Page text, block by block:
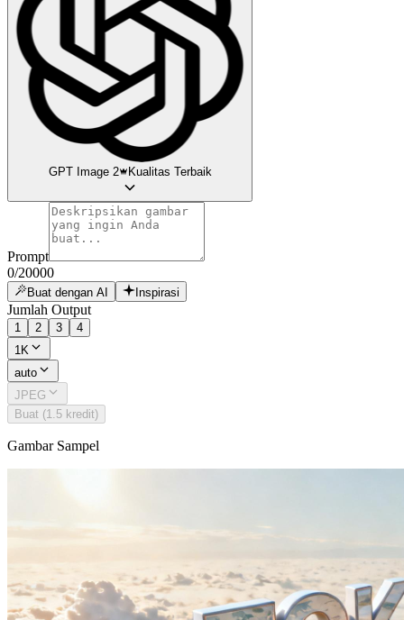
GPT Image 2 Kualitas Terbaik
Prompt
0/20000
Buat dengan AI Inspirasi
Jumlah Output
1 2 3
4
1K
auto
JPEG
Buat (1.5 kredit)
Gambar Sampel